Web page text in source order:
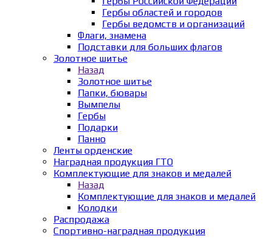
Гербы областей и городов
Гербы ведомств и организаций
Флаги, знамена
Подставки для больших флагов
Золотное шитье
Назад
Золотное шитье
Папки, бювары
Вымпелы
Гербы
Подарки
Панно
Ленты орденские
Наградная продукция ГТО
Комплектующие для знаков и медалей
Назад
Комплектующие для знаков и медалей
Колодки
Распродажа
Спортивно-наградная продукция